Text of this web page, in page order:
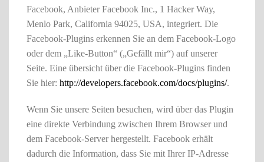
Facebook, Anbieter Facebook Inc., 1 Hacker Way,
Menlo Park, California 94025, USA, integriert. Die
Facebook-Plugins erkennen Sie an dem Facebook-Logo
oder dem „Like-Button“ („Gefällt mir“) auf unserer
Seite. Eine übersicht über die Facebook-Plugins finden
Sie hier: http://developers.facebook.com/docs/plugins/.
Wenn Sie unsere Seiten besuchen, wird über das Plugin
eine direkte Verbindung zwischen Ihrem Browser und
dem Facebook-Server hergestellt. Facebook erhält
dadurch die Information, dass Sie mit Ihrer IP-Adresse